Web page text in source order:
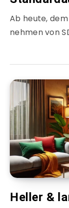
Ab heute,
nehmen von
Heller &